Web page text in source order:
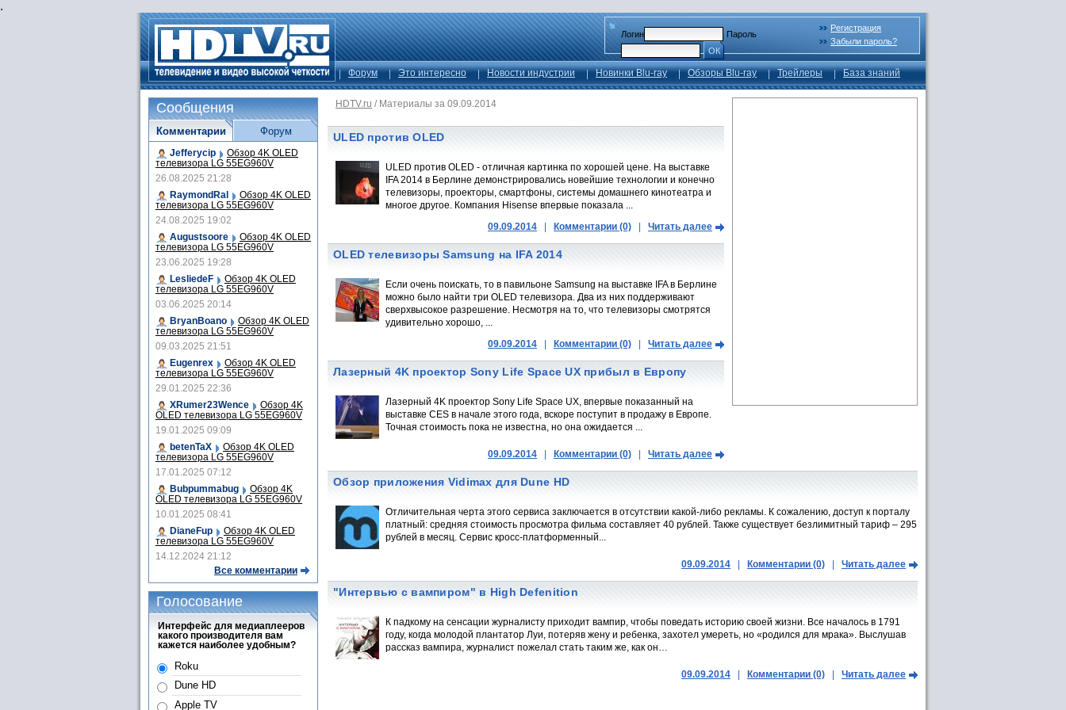
.
Логин
Пароль
ОК
Регистрация
Забыли пароль?
Форум Это интересно Новости индустрии Новинки Blu-ray Обзоры Blu-ray Трейлеры База знаний
HDTV.ru / Материалы за 09.09.2014
ULED против OLED
ULED против OLED - отличная картинка по хорошей цене. На выставке
IFA 2014 в Берлине демонстрировались новейшие технологии и конечно
телевизоры, проекторы, смартфоны, системы домашнего кинотеатра и
многое другое. Компания Hisense впервые показала ...
09.09.2014
Комментарии (0) Читать далее
OLED телевизоры Samsung на IFA 2014
Если очень поискать, то в павильоне Samsung на выставке IFA в Берлине
можно было найти три OLED телевизора. Два из них поддерживают
сверхвысокое разрешение. Несмотря на то, что телевизоры смотрятся
удивительно хорошо, ...
09.09.2014
Комментарии (0) Читать далее
Лазерный 4K проектор Sony Life Space UX прибыл в Европу
Лазерный 4K проектор Sony Life Space UX, впервые показанный на
выставке CES в начале этого года, вскоре поступит в продажу в Европе.
Точная стоимость пока не известна, но она ожидается ...
09.09.2014 Комментарии (0) Читать далее
Обзор приложения Vidimax для Dune HD
Отличительная черта этого сервиса заключается в отсутствии какой-либо рекламы. К сожалению, доступ к порталу
платный: средняя стоимость просмотра фильма составляет 40 рублей. Также существует безлимитный тариф – 295
рублей в месяц. Сервис кросс-платформенный...
09.09.2014 Комментарии (0) Читать далее
"Интервью с вампиром" в High Defenition
К падкому на сенсации журналисту приходит вампир, чтобы поведать историю своей жизни. Все началось в 1791
году, когда молодой плантатор Луи, потеряв жену и ребенка, захотел умереть, но «родился для мрака». Выслушав
рассказ вампира, журналист пожелал стать таким же, как он…
09.09.2014 Комментарии (0) Читать далее
Сообщения
Комментарии
Jefferycip Обзор 4K OLED
телевизора LG 55EG960V
26.08.2025 21:28
RaymondRal
Обзор 4K OLED
телевизора LG 55EG960V
24.08.2025 19:02
Augustsoore
Обзор 4K OLED
телевизора LG 55EG960V
23.06.2025 19:28
LesliedeF
Обзор 4K OLED
телевизора LG 55EG960V
03.06.2025 20:14
BryanBoano
Обзор 4K OLED
телевизора LG 55EG960V
09.03.2025 21:51
Eugenrex
Обзор 4K OLED
телевизора LG 55EG960V
29.01.2025 22:36
XRumer23Wence
Обзор 4K
OLED телевизора LG 55EG960V
19.01.2025 09:09
betenTaX
Обзор 4K OLED
телевизора LG 55EG960V
17.01.2025 07:12
Bubpummabug
Обзор 4K
OLED телевизора LG 55EG960V
10.01.2025 08:41
DianeFup
Обзор 4K OLED
телевизора LG 55EG960V
14.12.2024 21:12
Все комментарии
Форум
Голосование
Интерфейс для медиаплееров
какого производителя вам
кажется наиболее удобным?
Roku
Dune HD
Apple TV